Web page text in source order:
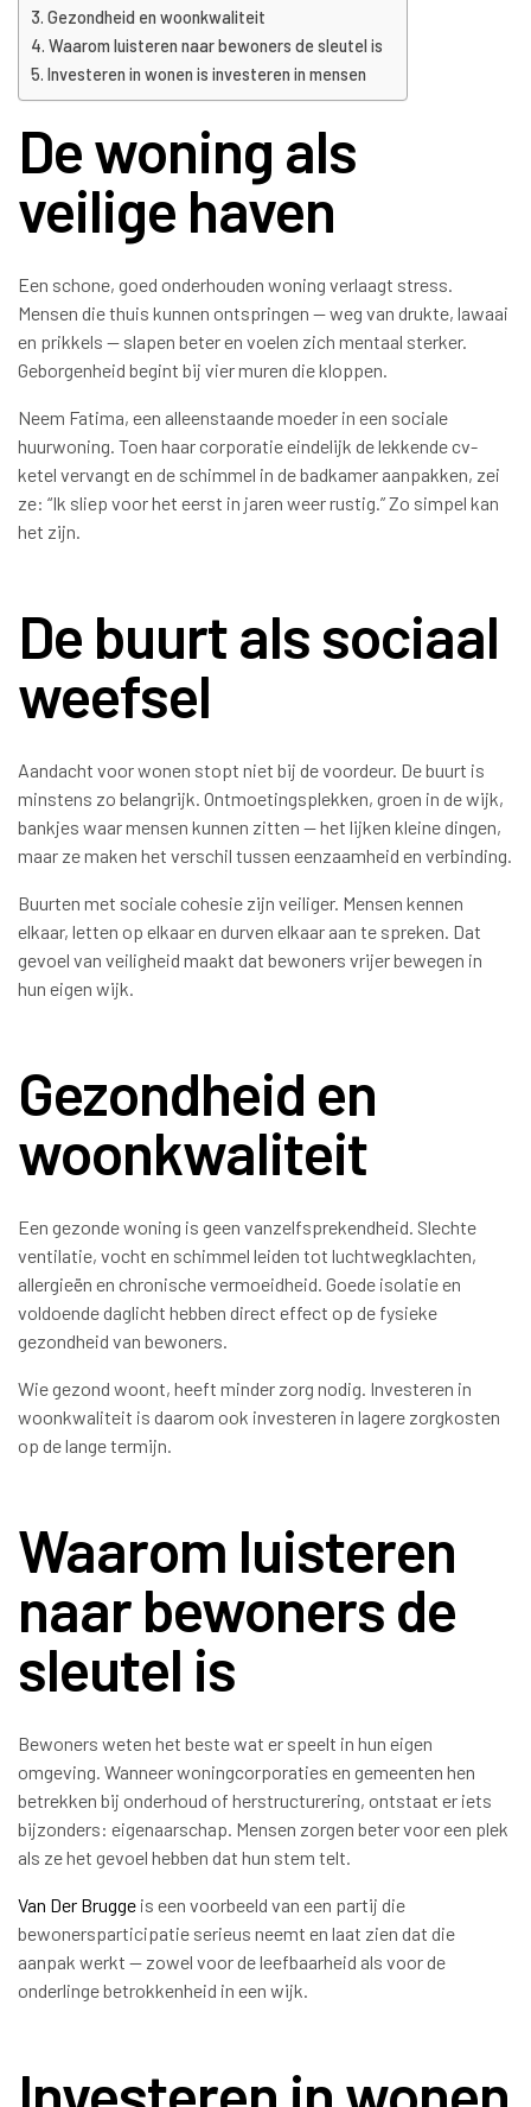
Gezondheid en woonkwaliteit
Waarom luisteren naar bewoners de sleutel is
Investeren in wonen is investeren in mensen
De woning als
veilige haven
Een schone, goed onderhouden woning verlaagt stress.
Mensen die thuis kunnen ontspringen — weg van drukte, lawaai
en prikkels — slapen beter en voelen zich mentaal sterker.
Geborgenheid begint bij vier muren die kloppen.
Neem Fatima, een alleenstaande moeder in een sociale
huurwoning. Toen haar corporatie eindelijk de lekkende cv-
ketel vervangt en de schimmel in de badkamer aanpakken, zei
ze: “Ik sliep voor het eerst in jaren weer rustig.” Zo simpel kan
het zijn.
De buurt als sociaal
weefsel
Aandacht voor wonen stopt niet bij de voordeur. De buurt is
minstens zo belangrijk. Ontmoetingsplekken, groen in de wijk,
bankjes waar mensen kunnen zitten — het lijken kleine dingen,
maar ze maken het verschil tussen eenzaamheid en verbinding.
Buurten met sociale cohesie zijn veiliger. Mensen kennen
elkaar, letten op elkaar en durven elkaar aan te spreken. Dat
gevoel van veiligheid maakt dat bewoners vrijer bewegen in
hun eigen wijk.
Gezondheid en
woonkwaliteit
Een gezonde woning is geen vanzelfsprekendheid. Slechte
ventilatie, vocht en schimmel leiden tot luchtwegklachten,
allergieën en chronische vermoeidheid. Goede isolatie en
voldoende daglicht hebben direct effect op de fysieke
gezondheid van bewoners.
Wie gezond woont, heeft minder zorg nodig. Investeren in
woonkwaliteit is daarom ook investeren in lagere zorgkosten
op de lange termijn.
Waarom luisteren
naar bewoners de
sleutel is
Bewoners weten het beste wat er speelt in hun eigen
omgeving. Wanneer woningcorporaties en gemeenten hen
betrekken bij onderhoud of herstructurering, ontstaat er iets
bijzonders: eigenaarschap. Mensen zorgen beter voor een plek
als ze het gevoel hebben dat hun stem telt.
Van Der Brugge is een voorbeeld van een partij die
bewonersparticipatie serieus neemt en laat zien dat die
aanpak werkt — zowel voor de leefbaarheid als voor de
onderlinge betrokkenheid in een wijk.